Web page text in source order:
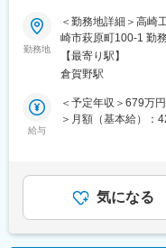
りがいを感じられま
◎専門知識が身につ
医療機器や医療業界
将来的にも安定した
変更の範囲：会社の
（1）仕事とプライ
当社は完全週休2日
率もよく、育休取得
め長期的に就業がで
（2）保険業界や業
本業務は保険周りの
経験者でも未経験者
す！当社社員の中途
グランドをお持ちの
境となっております
■業務内容
GMPに沿った品質
以下に示した業務の
す。
・異常・逸脱
・変更管理
・バリデーション
・文書管理
・サプライヤ管理
勤務地
＜勤務地詳細＞高崎
崎市萩原町100-1 勤
屋内全面禁煙変更の
【最寄り駅】
倉賀野駅
給与
＜予定年収＞679万
＞月額（基本給）：
なります：※家賃上
円（群馬・3人以下
までも目安の金額で
す。月給(月額)は固
気になる